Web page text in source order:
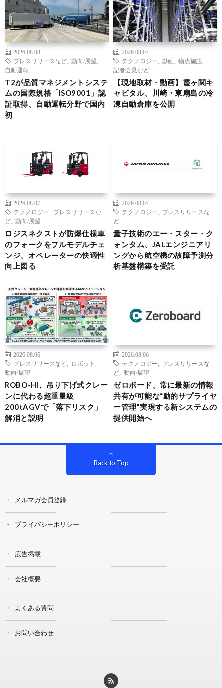
2026.08.08
プレスリリースなど
動向/展望
自動運転
T2が品質マネジメントシステ
ムの国際規格「ISO9001」認
証取得、自動運転分野で国内
初
2026.08.07
テクノロジー
動画 物流施設
記者会見など
【現地取材・動画】霞ヶ関キ
ャピタル、川崎・東扇島の冷
凍自動倉庫を公開
2026.08.07
テクノロジー
プレスリリースな
ど
動向/展望
ロジスネクストが防爆仕様車
のフォークをフルモデルチェ
ンジ、オペレーターの快適性
向上図る
2026.08.07
テクノロジー
プレスリリースな
ど
量子技術のエー・スター・ク
ォンタム、JALエンジニアリ
ングから航空機の故障予測分
析基盤構築を受託
2026.08.06
プレスリリースなど
ロボット
動向/展望
ROBO-HI、吊り下げ式クレー
ンに代わる超重量級
200tAGVで「落下リスク」
解消と説明
2026.08.06
テクノロジー
プレスリリースな
ど
動向/展望
ゼロボード、常に最新の情報
共有が可能な“動的サプライヤ
ー管理”実現する新システムの
提供開始へ
Back to Top
メルマガ会員登録
プライバシーポリシー
広告掲載
会社概要
よくある質問
お問い合わせ